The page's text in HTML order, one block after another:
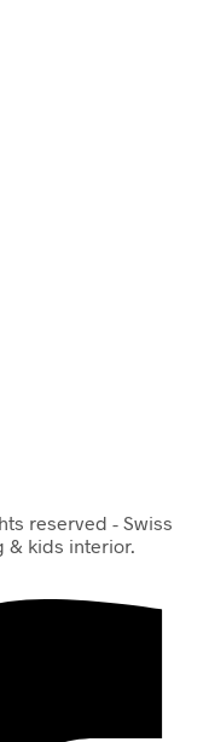
reserved - Swiss
kids interior.